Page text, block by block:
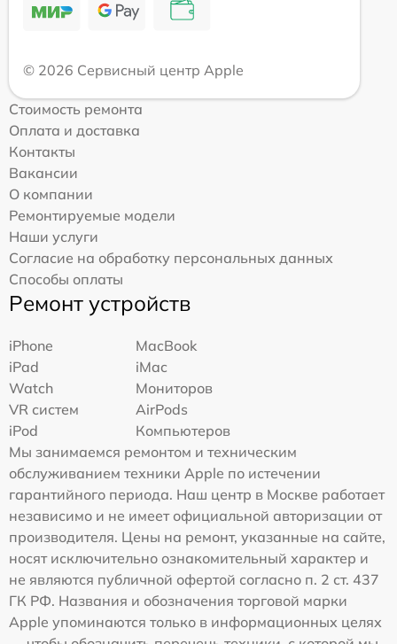
© 2026 Сервисный центр Apple
Стоимость ремонта
Оплата и доставка
Контакты
Вакансии
О компании
Ремонтируемые модели
Наши услуги
Согласие на обработку персональных данных
Способы оплаты
Ремонт устройств
iPhone
MacBook
iPad
iMac
Watch
Мониторов
VR систем
AirPods
iPod
Компьютеров
Мы занимаемся ремонтом и техническим
обслуживанием техники Apple по истечении
гарантийного периода. Наш центр в Москве работает
независимо и не имеет официальной авторизации от
производителя. Цены на ремонт, указанные на сайте,
носят исключительно ознакомительный характер и
не являются публичной офертой согласно п. 2 ст. 437
ГК РФ. Названия и обозначения торговой марки
Apple упоминаются только в информационных целях